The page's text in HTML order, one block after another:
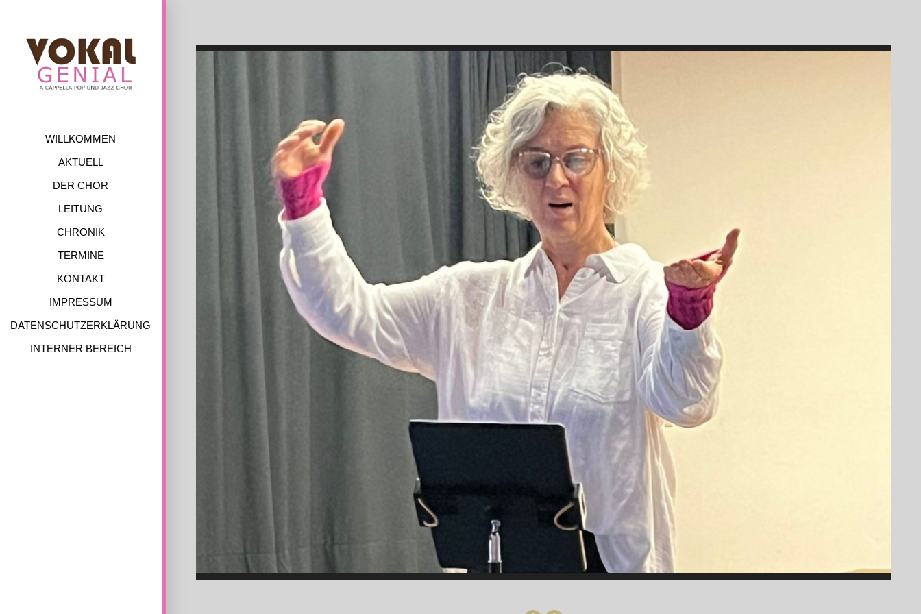
content
WILLKOMMEN
AKTUELL
DER CHOR
LEITUNG
CHRONIK
TERMINE
KONTAKT
IMPRESSUM
DATENSCHUTZERKLÄRUNG
INTERNER BEREICH